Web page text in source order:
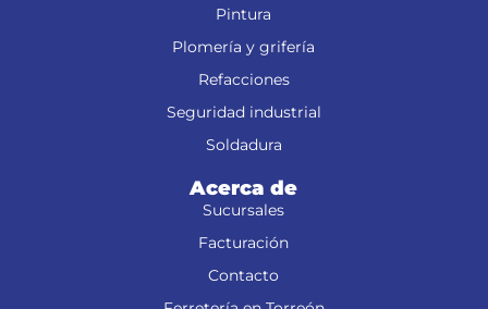
Pintura
Plomería y grifería
Refacciones
Seguridad industrial
Soldadura
Acerca de
Sucursales
Facturación
Contacto